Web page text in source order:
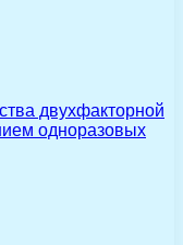
двухфакторной
одноразовых